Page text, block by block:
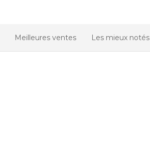
Meilleures ventes Les mieux notés